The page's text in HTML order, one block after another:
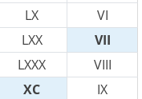
LX
VI
LXX
VII
LXXX
VIII
XC IX